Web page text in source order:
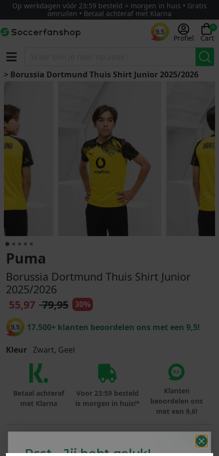
Op werkdagen vóór 23:59 besteld = morgen in huis • Gratis
omruilen • Betaal achteraf met Klarna
9.5
Profiel
0
Cart
> Borussia Dortmund Thuis Shirt Junior 2025/2026
Puma
Borussia Dortmund Thuis Shirt Junior
2025/2026
55,97 79,95 30%
9.5 17.500+ klanten beoordelen ons met een 9,5!
Kleur Zwart, Geel
Betaal achteraf
met Klarna
Voor 23:59 besteld
is morgen in huis!*
Klanten
beoordelen ons
met een 9,6!